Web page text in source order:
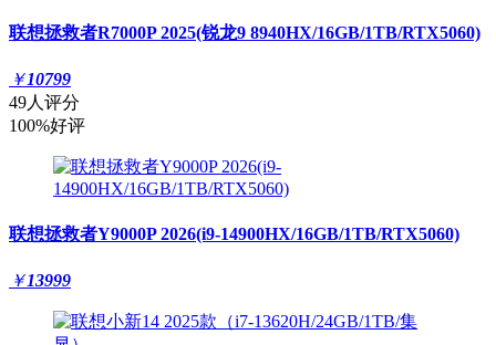
联想拯救者R7000P 2025(锐龙9 8940HX/16GB/1TB/RTX5060)
￥10799
49人评分
100%好评
联想拯救者Y9000P 2026(i9-14900HX/16GB/1TB/RTX5060)
￥13999